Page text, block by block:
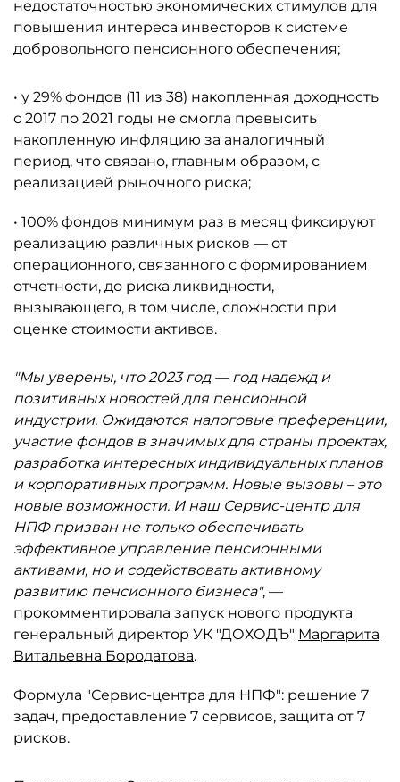
недостаточностью экономических стимулов для
повышения интереса инвесторов к системе
добровольного пенсионного обеспечения;
• у 29% фондов (11 из 38) накопленная доходность
с 2017 по 2021 годы не смогла превысить
накопленную инфляцию за аналогичный
период, что связано, главным образом, с
реализацией рыночного риска;
• 100% фондов минимум раз в месяц фиксируют
реализацию различных рисков — от
операционного, связанного с формированием
отчетности, до риска ликвидности,
вызывающего, в том числе, сложности при
оценке стоимости активов.
"Мы уверены, что 2023 год — год надежд и
позитивных новостей для пенсионной
индустрии. Ожидаются налоговые преференции,
участие фондов в значимых для страны проектах,
разработка интересных индивидуальных планов
и корпоративных программ. Новые вызовы – это
новые возможности. И наш Сервис-центр для
НПФ призван не только обеспечивать
эффективное управление пенсионными
активами, но и содействовать активному
развитию пенсионного бизнеса", —
прокомментировала запуск нового продукта
генеральный директор УК "ДОХОДЪ" Маргарита
Витальевна Бородатова.
Формула "Сервис-центра для НПФ": решение 7
задач, предоставление 7 сервисов, защита от 7
рисков.